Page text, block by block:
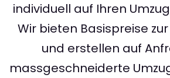
individuell auf Ihren
Wir bieten Basispreise
und erstellen auf
massgeschneiderte